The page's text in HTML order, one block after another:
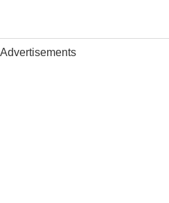
content
Advertisements